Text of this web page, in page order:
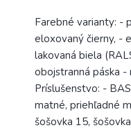
Farebné varianty: -
eloxovaný čierny, -
lakovaná biela
obojstranná páska
Príslušenstvo: -
matné, priehľadné
šošovka 15,